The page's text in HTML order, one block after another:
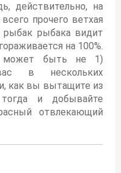
действительно, на
прочего ветхая
рыбак рыбака видит
на 100%.
может быть не 1)
в нескольких
как вы вытащите из
и добывайте
отвлекающий